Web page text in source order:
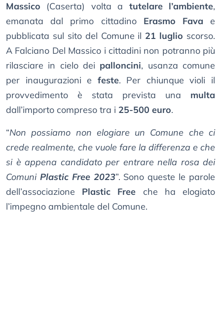
Massico (Caserta) volta a tutelare l’ambiente,
emanata dal primo cittadino Erasmo Fava e
pubblicata sul sito del Comune il 21 luglio scorso.
A Falciano Del Massico i cittadini non potranno più
rilasciare in cielo dei palloncini, usanza comune
per inaugurazioni e feste. Per chiunque violi il
provvedimento è stata prevista una multa
dall’importo compreso tra i 25-500 euro.
“Non possiamo non elogiare un Comune che ci
crede realmente, che vuole fare la differenza e che
si è appena candidato per entrare nella rosa dei
Comuni Plastic Free 2023”. Sono queste le parole
dell’associazione Plastic Free che ha elogiato
l’impegno ambientale del Comune.